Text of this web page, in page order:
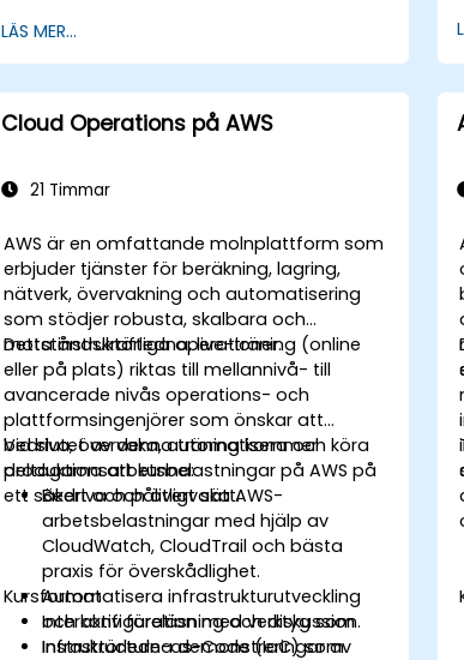
för certifieringsexamen.
LÄS MER...
Cloud Operations på AWS
21 Timmar
AWS är en omfattande molnplattform som
erbjuder tjänster för beräkning, lagring,
nätverk, övervakning och automatisering
som stödjer robusta, skalbara och
motståndskraftiga operationer.
Detta instruktörledna, live-träning (online
eller på plats) riktas till mellannivå- till
avancerade nivås operations- och
plattformsingenjörer som önskar att
bedriva, övervaka, automatisera och köra
produktionsarbetsbelastningar på AWS på
ett säkert och pålitligt sätt.
Vid slutet av denna träning kommer
deltagarna att kunna:
Bedriva och övervaka AWS-
arbetsbelastningar med hjälp av
CloudWatch, CloudTrail och bästa
praxis för överskådlighet.
Automatisera infrastrukturutveckling
och konfiguration med verktyg som
Infrastructure-as-Code (IaC) som
Kursformat
Interaktiv föreläsning och diskussion.
Instruktörledna demonstreringar av